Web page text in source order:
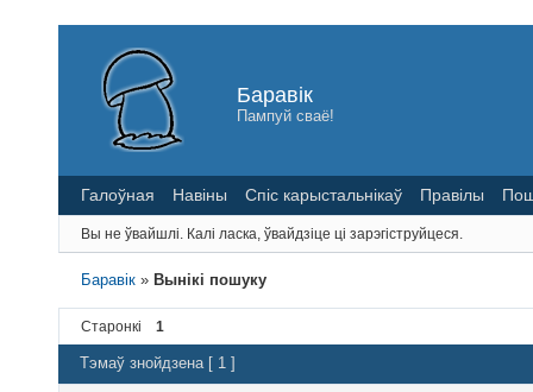
Баравік
Пампуй сваё!
Галоўная Навіны Спіс карыстальнікаў Правілы
Вы не ўвайшлі. Калі ласка, ўвайдзіце ці зарэгіструйцеся.
Баравік » Вынікі пошуку
Старонкі 1
Тэмаў знойдзена [ 1 ]